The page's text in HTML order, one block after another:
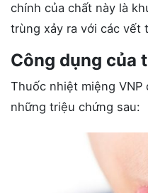
chính của chất này là
trùng xảy ra với các vết
Công dụng của
Thuốc nhiệt miệng
những triệu chứng sau: